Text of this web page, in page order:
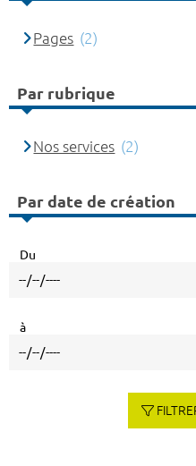
Pages (2)
Par rubrique
Nos services (2)
Par date de création
Du
à